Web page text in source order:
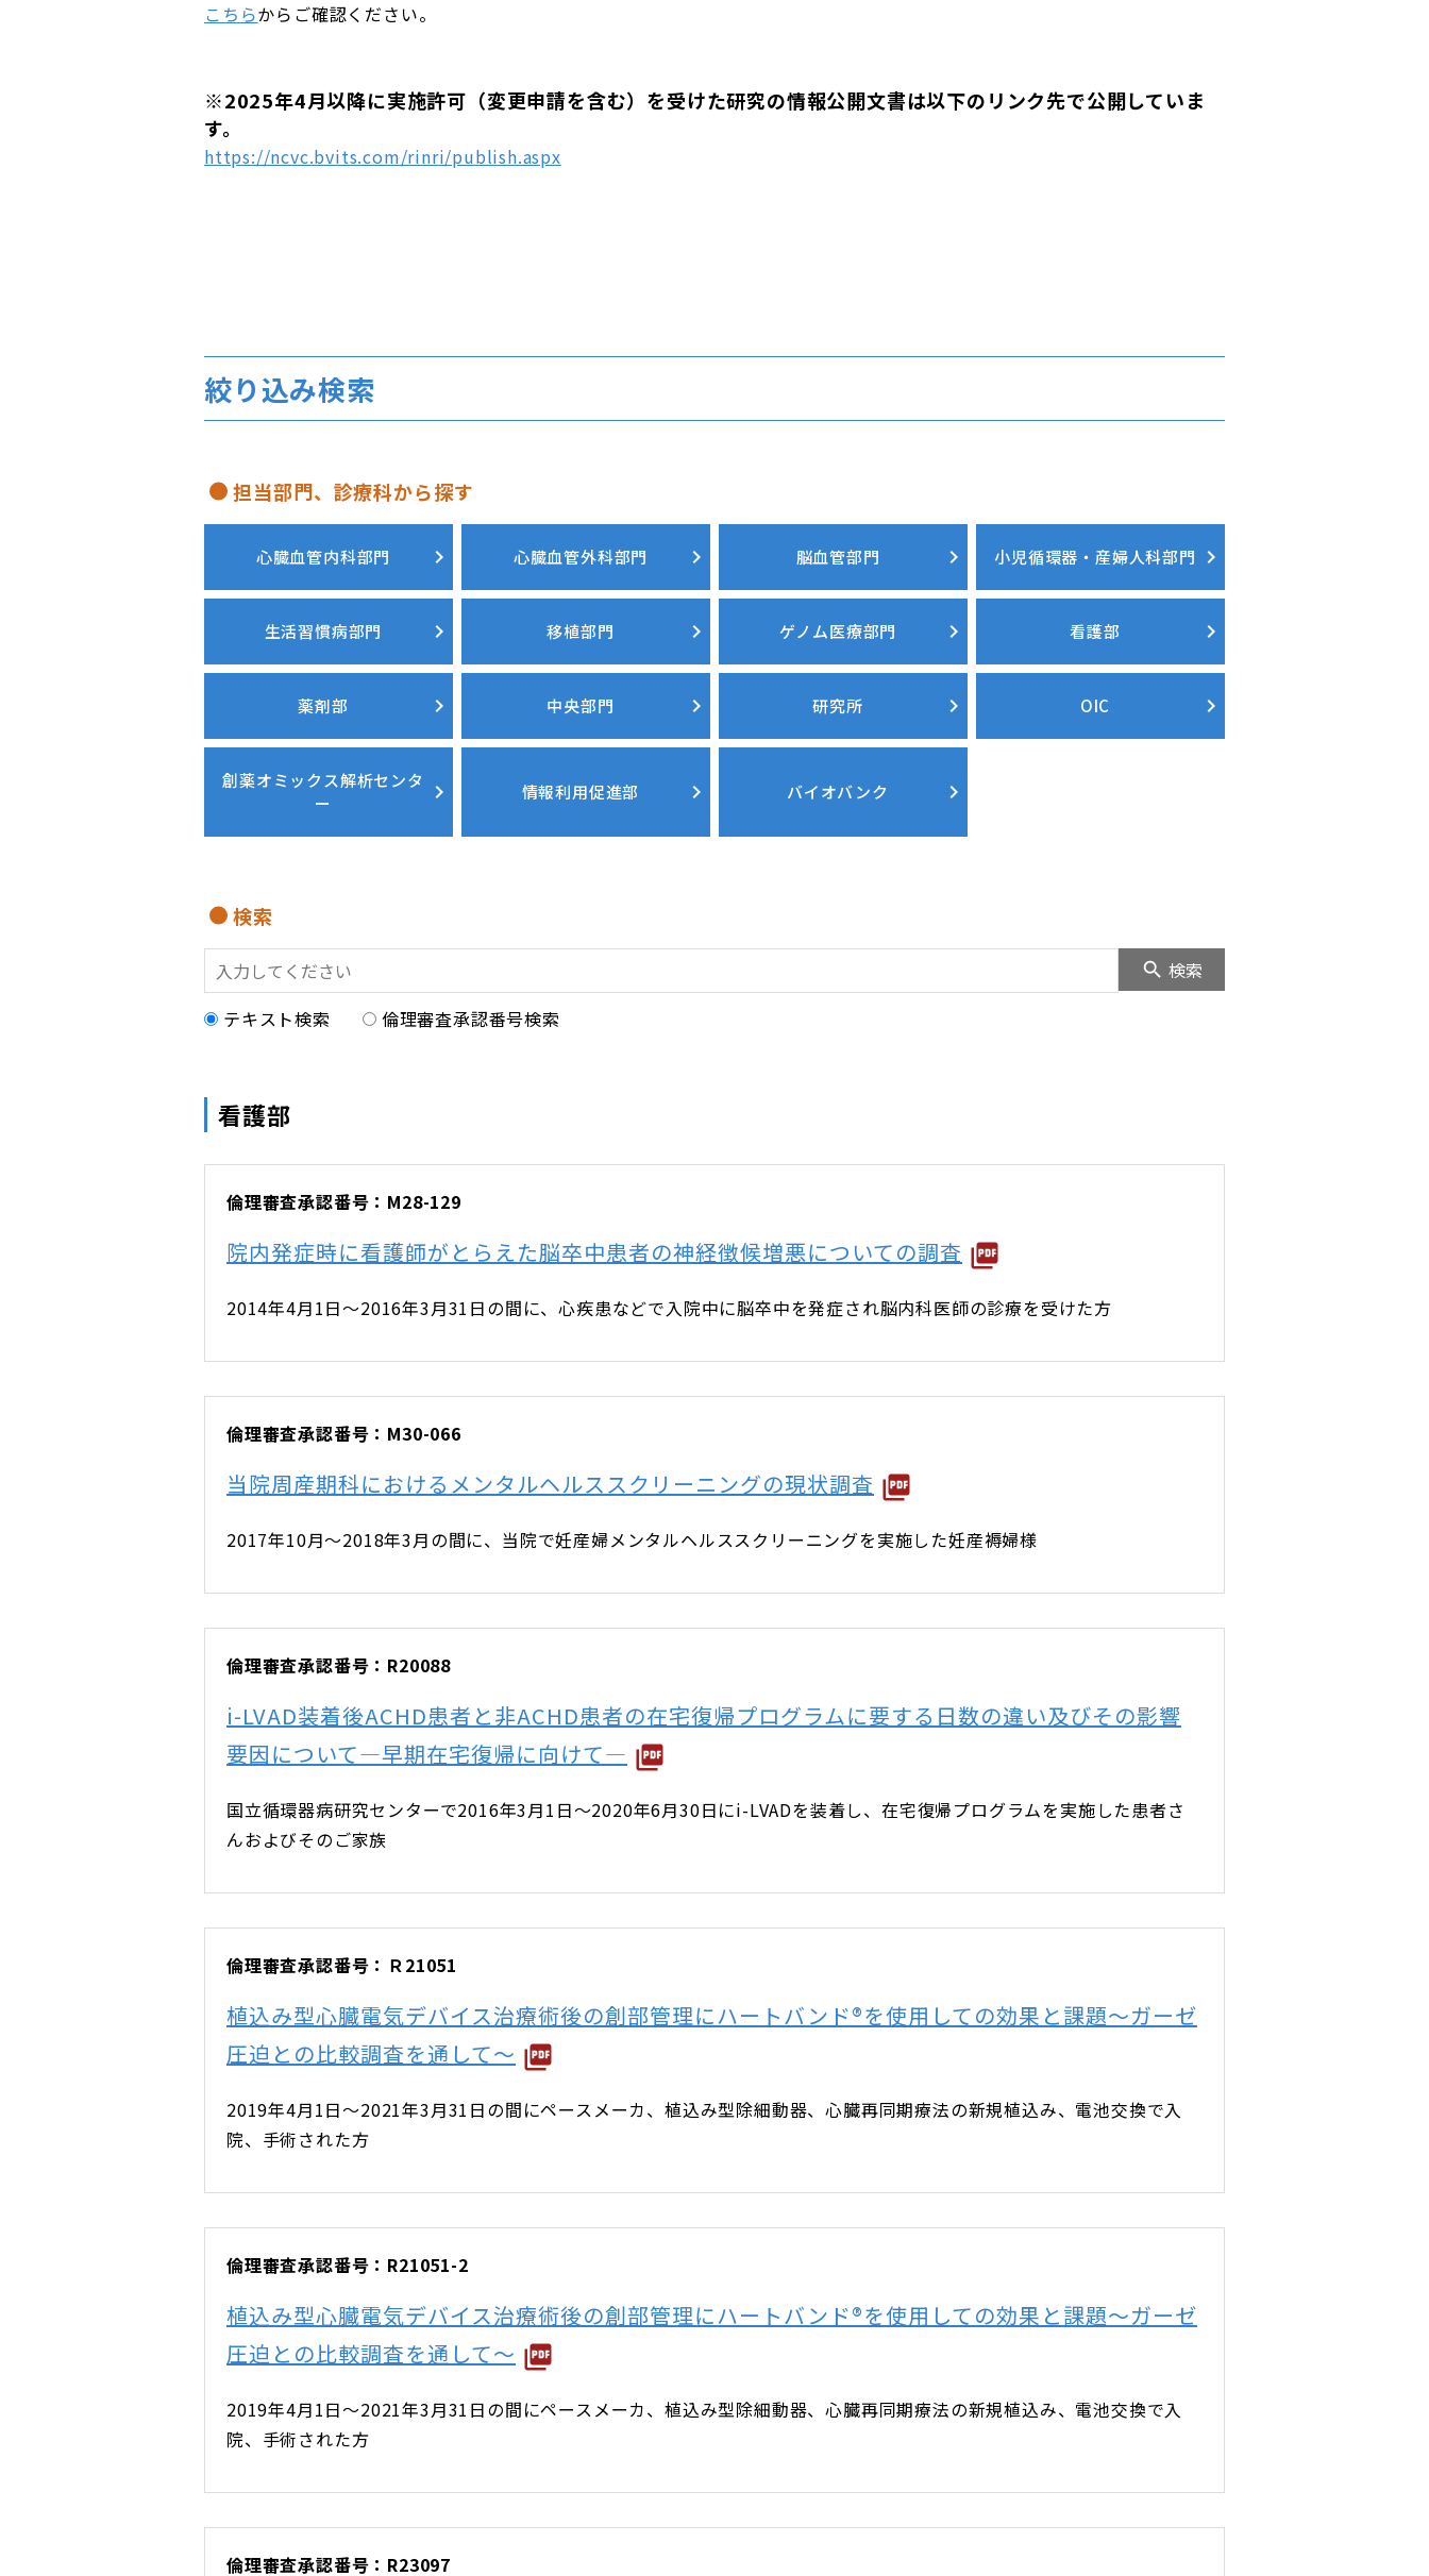
こちらからご確認ください。
※2025年4月以降に実施許可（変更申請を含む）を受けた研究の情報公開文書は以下のリンク先で公開していま
す。
https://ncvc.bvits.com/rinri/publish.aspx
絞り込み検索
担当部門、診療科から探す
心臓血管内科部門 心臓血管外科部門 脳血管部門 小児循環器・産婦人科部門
生活習慣病部門 移植部門 ゲノム医療部門 看護部
薬剤部 中央部門 研究所 OIC
創薬オミックス解析センタ
ー
情報利用促進部 バイオバンク
検索
検索
テキスト検索
倫理審査承認番号検索
看護部
倫理審査承認番号：M28-129
院内発症時に看護師がとらえた脳卒中患者の神経徴候増悪についての調査
2014年4月1日～2016年3月31日の間に、心疾患などで入院中に脳卒中を発症され脳内科医師の診療を受けた方
倫理審査承認番号：M30-066
当院周産期科におけるメンタルヘルススクリーニングの現状調査
2017年10月～2018年3月の間に、当院で妊産婦メンタルヘルススクリーニングを実施した妊産褥婦様
倫理審査承認番号：R20088
i-LVAD装着後ACHD患者と非ACHD患者の在宅復帰プログラムに要する日数の違い及びその影響
要因について―早期在宅復帰に向けて―
国立循環器病研究センターで2016年3月1日～2020年6月30日にi-LVADを装着し、在宅復帰プログラムを実施した患者さ
んおよびそのご家族
倫理審査承認番号：Ｒ21051
植込み型心臓電気デバイス治療術後の創部管理にハートバンド®を使用しての効果と課題～ガーゼ
圧迫との比較調査を通して～
2019年4月1日～2021年3月31日の間にペースメーカ、植込み型除細動器、心臓再同期療法の新規植込み、電池交換で入
院、手術された方
倫理審査承認番号：R21051-2
植込み型心臓電気デバイス治療術後の創部管理にハートバンド®を使用しての効果と課題～ガーゼ
圧迫との比較調査を通して～
2019年4月1日～2021年3月31日の間にペースメーカ、植込み型除細動器、心臓再同期療法の新規植込み、電池交換で入
院、手術された方
倫理審査承認番号：R23097